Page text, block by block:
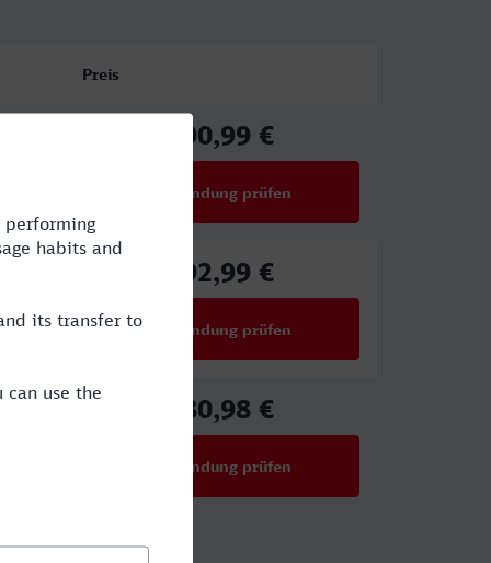
Preis
90,99 €
Verbindung prüfen
92,99 €
Verbindung prüfen
80,98 €
Verbindung prüfen